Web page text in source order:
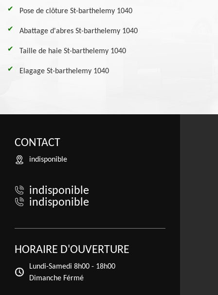
Pose de clôture St-barthelemy 1040
Abattage d'abres St-barthelemy 1040
Taille de haie St-barthelemy 1040
Elagage St-barthelemy 1040
CONTACT
indisponible
indisponible
indisponible
HORAIRE D'OUVERTURE
Lundi-Samedi 8h00 - 18h00
Dimanche Férmé